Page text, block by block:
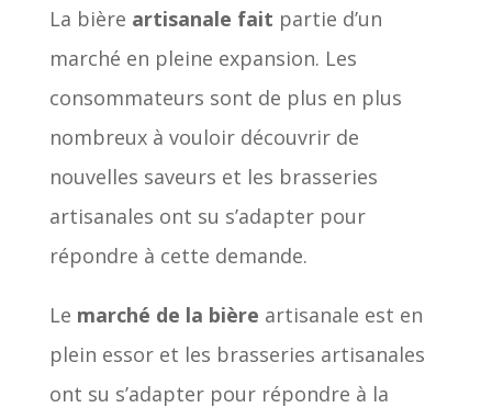
La bière artisanale fait partie d’un
marché en pleine expansion. Les
consommateurs sont de plus en plus
nombreux à vouloir découvrir de
nouvelles saveurs et les brasseries
artisanales ont su s’adapter pour
répondre à cette demande.
Le marché de la bière artisanale est en
plein essor et les brasseries artisanales
ont su s’adapter pour répondre à la